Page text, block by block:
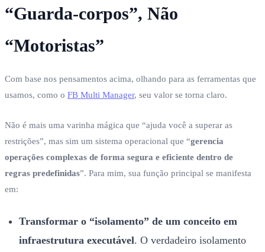
“Guarda-corpos”, Não
“Motoristas”
Com base nos pensamentos acima, olhando para as ferramentas que
usamos, como o FB Multi Manager, seu valor se torna claro.
Não é mais uma varinha mágica que “ajuda você a superar as
restrições”, mas sim um sistema operacional que “gerencia
operações complexas de forma segura e eficiente dentro de
regras predefinidas”. Para mim, sua função principal se manifesta
em:
Transformar o “isolamento” de um conceito em
infraestrutura executável. O verdadeiro isolamento